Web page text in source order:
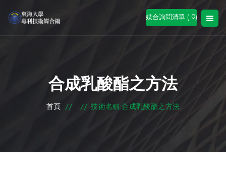
媒合詢問清單 ( 0)
合成乳酸酯之方法
首頁 // // 技術名稱:合成乳酸酯之方法